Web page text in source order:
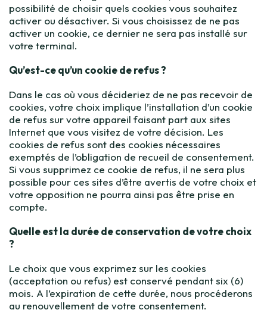
possibilité de choisir quels cookies vous souhaitez
activer ou désactiver. Si vous choisissez de ne pas
activer un cookie, ce dernier ne sera pas installé sur
votre terminal.
Qu’est-ce qu’un cookie de refus ?
Dans le cas où vous décideriez de ne pas recevoir de
cookies, votre choix implique l’installation d’un cookie
de refus sur votre appareil faisant part aux sites
Internet que vous visitez de votre décision. Les
cookies de refus sont des cookies nécessaires
exemptés de l’obligation de recueil de consentement.
Si vous supprimez ce cookie de refus, il ne sera plus
possible pour ces sites d’être avertis de votre choix et
votre opposition ne pourra ainsi pas être prise en
compte.
Quelle est la durée de conservation de votre choix
?
Le choix que vous exprimez sur les cookies
(acceptation ou refus) est conservé pendant six (6)
mois. A l’expiration de cette durée, nous procéderons
au renouvellement de votre consentement.